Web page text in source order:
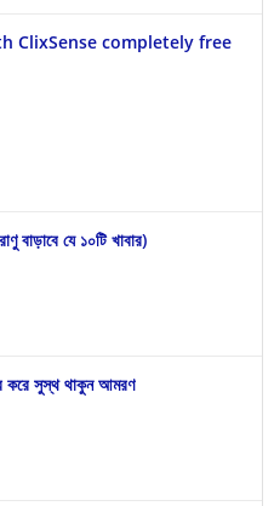
ClixSense completely free
বাড়াবে যে ১০টি খাবার)
করে সুস্থ থাকুন আমরণ